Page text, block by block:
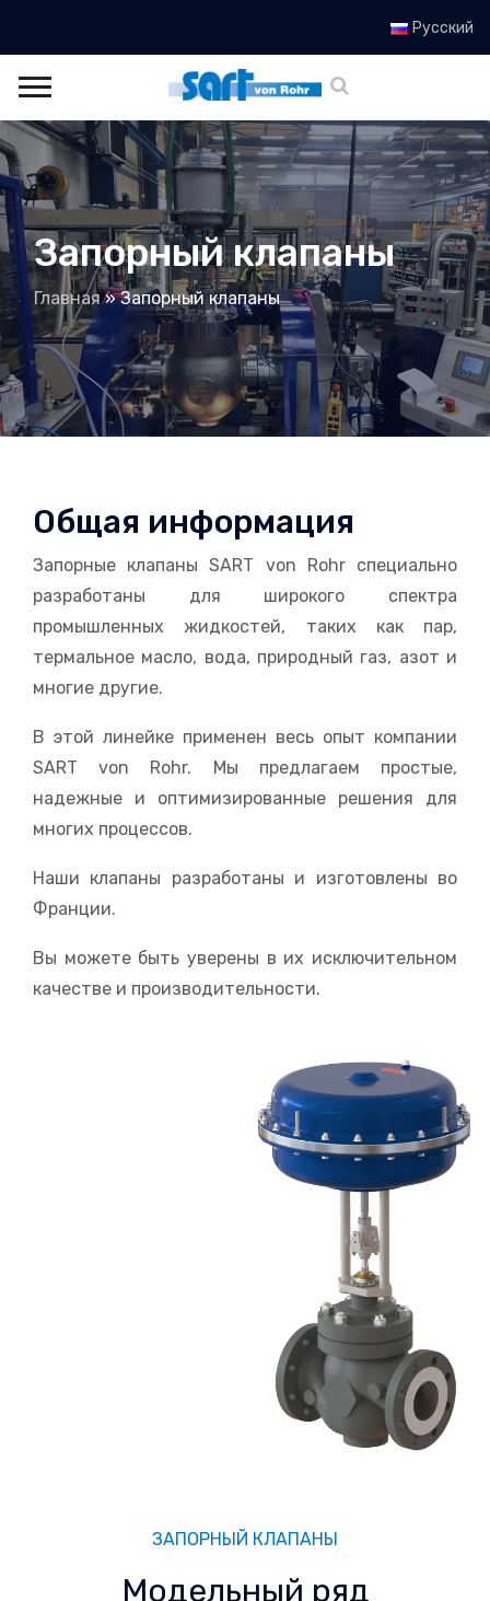
Русский
Запорный клапаны
Главная»Запорный клапаны
Общая информация
Запорные клапаны SART von Rohr специально
разработаны для широкого спектра
промышленных жидкостей, таких как пар,
термальное масло, вода, природный газ, азот и
многие другие.
В этой линейке применен весь опыт компании
SART von Rohr. Мы предлагаем простые,
надежные и оптимизированные решения для
многих процессов.
Наши клапаны разработаны и изготовлены во
Франции.
Вы можете быть уверены в их исключительном
качестве и производительности.
ЗАПОРНЫЙ КЛАПАНЫ
Модельный ряд